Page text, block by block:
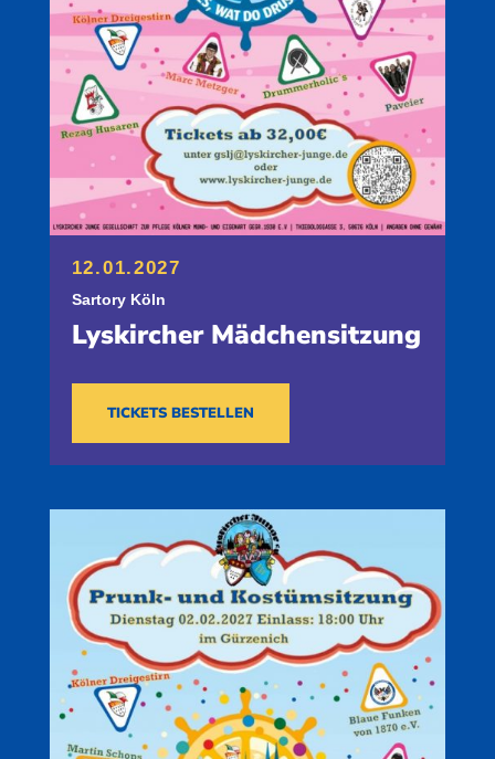
12.01.2027
Sartory Köln
Lyskircher Mädchensitzung
TICKETS BESTELLEN